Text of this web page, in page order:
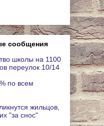
сообщения
школы на 1100
переулок 10/14
по всем
жильцов,
"за снос"